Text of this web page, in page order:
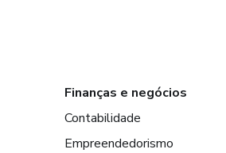
Finanças e negócios
Contabilidade
Empreendedorismo